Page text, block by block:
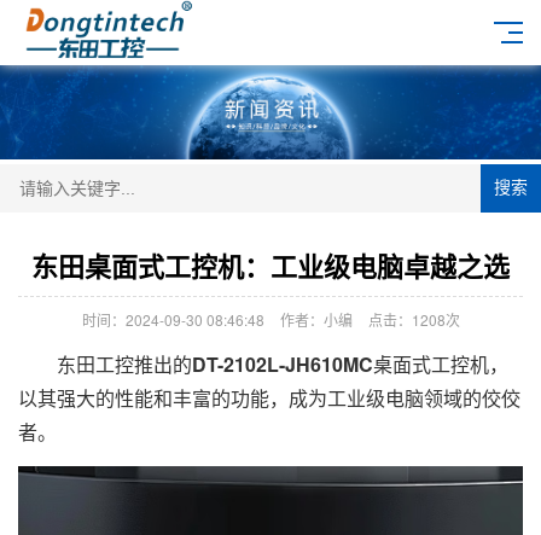
搜索
东田桌面式工控机：工业级电脑卓越之选
时间：2024-09-30 08:46:48 作者：小编 点击： 1208次
东田工控推出的DT-2102L-JH610MC桌面式工控机，
以其强大的性能和丰富的功能，成为工业级电脑领域的佼佼
者。